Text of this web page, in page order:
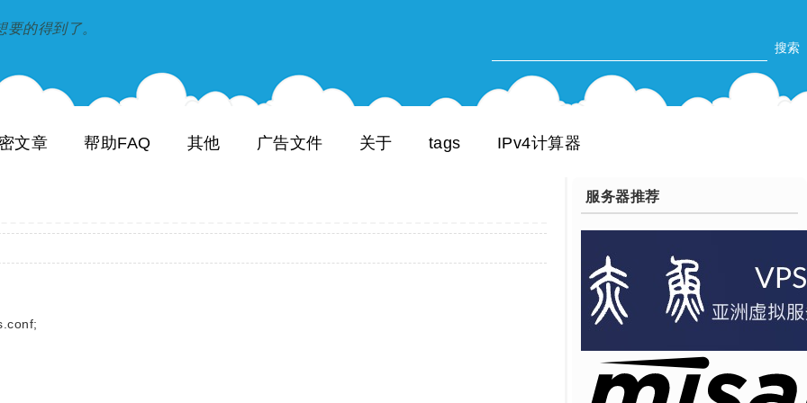
的得到了。
文章 帮助FAQ 其他 广告文件 关于 tags IPv4计算器
服务器推荐